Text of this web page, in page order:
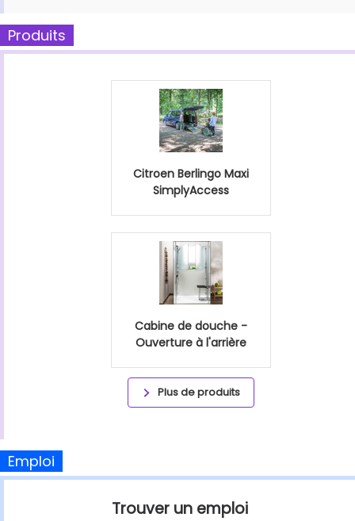
Produits
Citroen Berlingo Maxi
SimplyAccess
Cabine de douche -
Ouverture à l'arrière
Plus de produits
Emploi
Trouver un emploi